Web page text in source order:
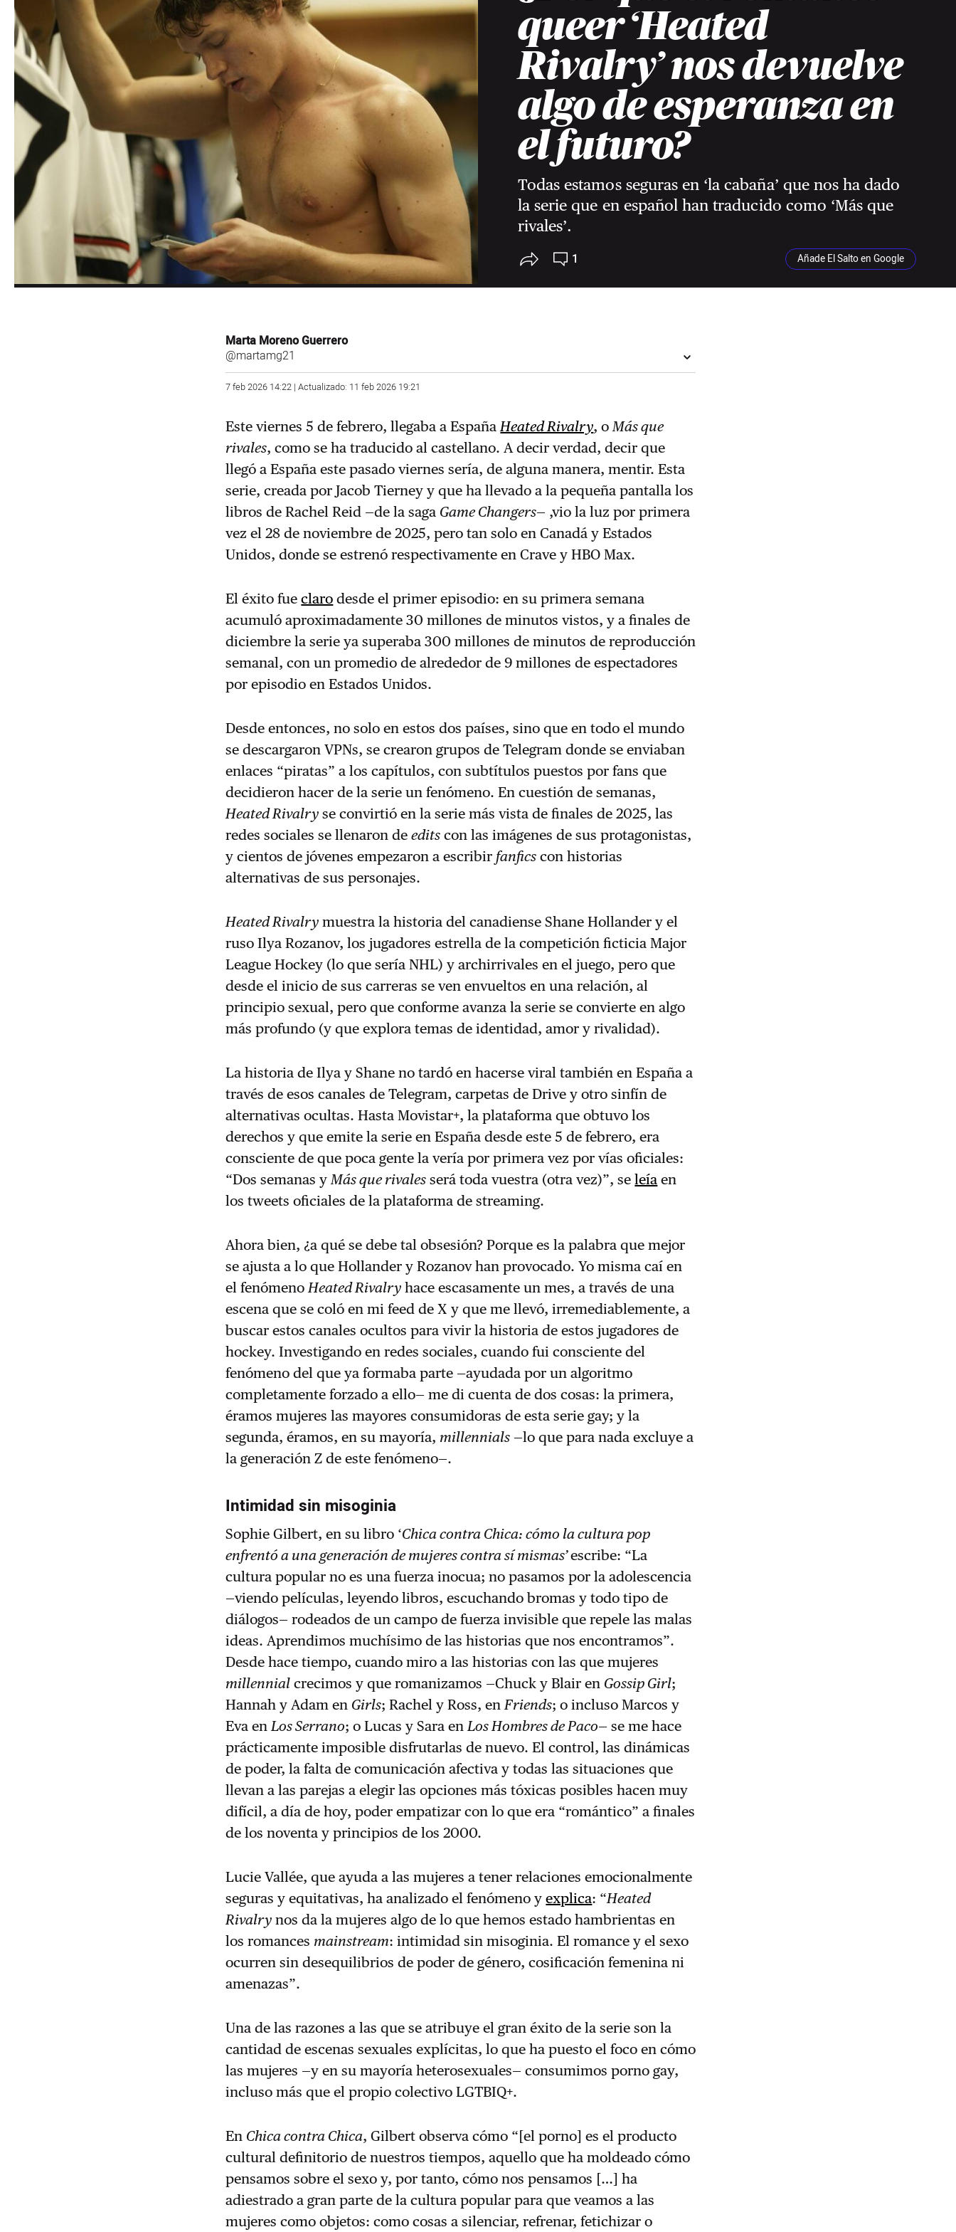
queer ‘Heated
Rivalry’ nos devuelve
algo de esperanza en
el futuro?
Todas estamos seguras en ‘la cabaña’ que nos ha dado
la serie que en español han traducido como ‘Más que
rivales’.
1 Añade El Salto en Google
Marta Moreno Guerrero
@martamg21
7 feb 2026 14:22 | Actualizado: 11 feb 2026 19:21
Este viernes 5 de febrero, llegaba a EspañaHeated Rivalry, oMás que
rivales, como se ha traducido al castellano. A decir verdad, decir que
llegó a España este pasado viernes sería, de alguna manera, mentir. Esta
serie, creada por Jacob Tierney y que ha llevado a la pequeña pantalla los
libros de Rachel Reid —de la saga Game Changers— ,vio la luz por primera
vez el 28 de noviembre de 2025, pero tan solo en Canadá y Estados
Unidos, donde se estrenó respectivamente en Crave y HBO Max.
El éxito fueclaro desde el primer episodio: en su primera semana
acumuló aproximadamente 30 millones de minutos vistos, y a finales de
diciembre la serie ya superaba 300 millones de minutos de reproducción
semanal, con un promedio de alrededor de 9 millones de espectadores
por episodio en Estados Unidos.
Desde entonces, no solo en estos dos países, sino que en todo el mundo
se descargaron VPNs, se crearon grupos de Telegram donde se enviaban
enlaces “piratas” a los capítulos, con subtítulos puestos por fans que
decidieron hacer de la serie un fenómeno. En cuestión de semanas,
Heated Rivalry se convirtió en la serie más vista de finales de 2025, las
redes sociales se llenaron deedits con las imágenes de sus protagonistas,
y cientos de jóvenes empezaron a escribir fanfics con historias
alternativas de sus personajes.
Heated Rivalry muestra la historia del canadiense Shane Hollander y el
ruso Ilya Rozanov, los jugadores estrella de la competición ficticia Major
League Hockey (lo que sería NHL) y archirrivales en el juego, pero que
desde el inicio de sus carreras se ven envueltos en una relación, al
principio sexual, pero que conforme avanza la serie se convierte en algo
más profundo (y que explora temas de identidad, amor y rivalidad).
La historia de Ilya y Shane no tardó en hacerse viral también en España a
través de esos canales de Telegram, carpetas de Drive y otro sinfín de
alternativas ocultas. Hasta Movistar+, la plataforma que obtuvo los
derechos y que emite la serie en España desde este 5 de febrero, era
consciente de que poca gente la vería por primera vez por vías oficiales:
“Dos semanas yMás que rivales será toda vuestra (otra vez)”, seleía en
los tweets oficiales de la plataforma de streaming.
Ahora bien, ¿a qué se debe tal obsesión? Porque es la palabra que mejor
se ajusta a lo que Hollander y Rozanov han provocado. Yo misma caí en
el fenómenoHeated Rivalry hace escasamente un mes, a través de una
escena que se coló en mi feed de X y que me llevó, irremediablemente, a
buscar estos canales ocultos para vivir la historia de estos jugadores de
hockey. Investigando en redes sociales, cuando fui consciente del
fenómeno del que ya formaba parte —ayudada por un algoritmo
completamente forzado a ello— me di cuenta de dos cosas: la primera,
éramos mujeres las mayores consumidoras de esta serie gay; y la
segunda, éramos, en su mayoría, millennials —lo que para nada excluye a
la generación Z de este fenómeno—.
Intimidad sin misoginia
Sophie Gilbert, en su libro ‘Chica contra Chica: cómo la cultura pop
enfrentó a una generación de mujeres contra sí mismas’escribe: “La
cultura popular no es una fuerza inocua; no pasamos por la adolescencia
—viendo películas, leyendo libros, escuchando bromas y todo tipo de
diálogos— rodeados de un campo de fuerza invisible que repele las malas
ideas. Aprendimos muchísimo de las historias que nos encontramos”.
Desde hace tiempo, cuando miro a las historias con las que mujeres
millennial crecimos y que romanizamos —Chuck y Blair en Gossip Girl;
Hannah y Adam en Girls; Rachel y Ross, en Friends; o incluso Marcos y
Eva en Los Serrano; o Lucas y Sara en Los Hombres de Paco— se me hace
prácticamente imposible disfrutarlas de nuevo. El control, las dinámicas
de poder, la falta de comunicación afectiva y todas las situaciones que
llevan a las parejas a elegir las opciones más tóxicas posibles hacen muy
difícil, a día de hoy, poder empatizar con lo que era “romántico” a finales
de los noventa y principios de los 2000.
Lucie Vallée, que ayuda a las mujeres a tener relaciones emocionalmente
seguras y equitativas, ha analizado el fenómeno yexplica: “Heated
Rivalry nos da la mujeres algo de lo que hemos estado hambrientas en
los romances mainstream: intimidad sin misoginia. El romance y el sexo
ocurren sin desequilibrios de poder de género, cosificación femenina ni
amenazas”.
Una de las razones a las que se atribuye el gran éxito de la serie son la
cantidad de escenas sexuales explícitas, lo que ha puesto el foco en cómo
las mujeres —y en su mayoría heterosexuales— consumimos porno gay,
incluso más que el propio colectivo LGTBIQ+.
En Chica contra Chica, Gilbert observa cómo “[el porno] es el producto
cultural definitorio de nuestros tiempos, aquello que ha moldeado cómo
pensamos sobre el sexo y, por tanto, cómo nos pensamos […] ha
adiestrado a gran parte de la cultura popular para que veamos a las
mujeres como objetos: como cosas a silenciar, refrenar, fetichizar o